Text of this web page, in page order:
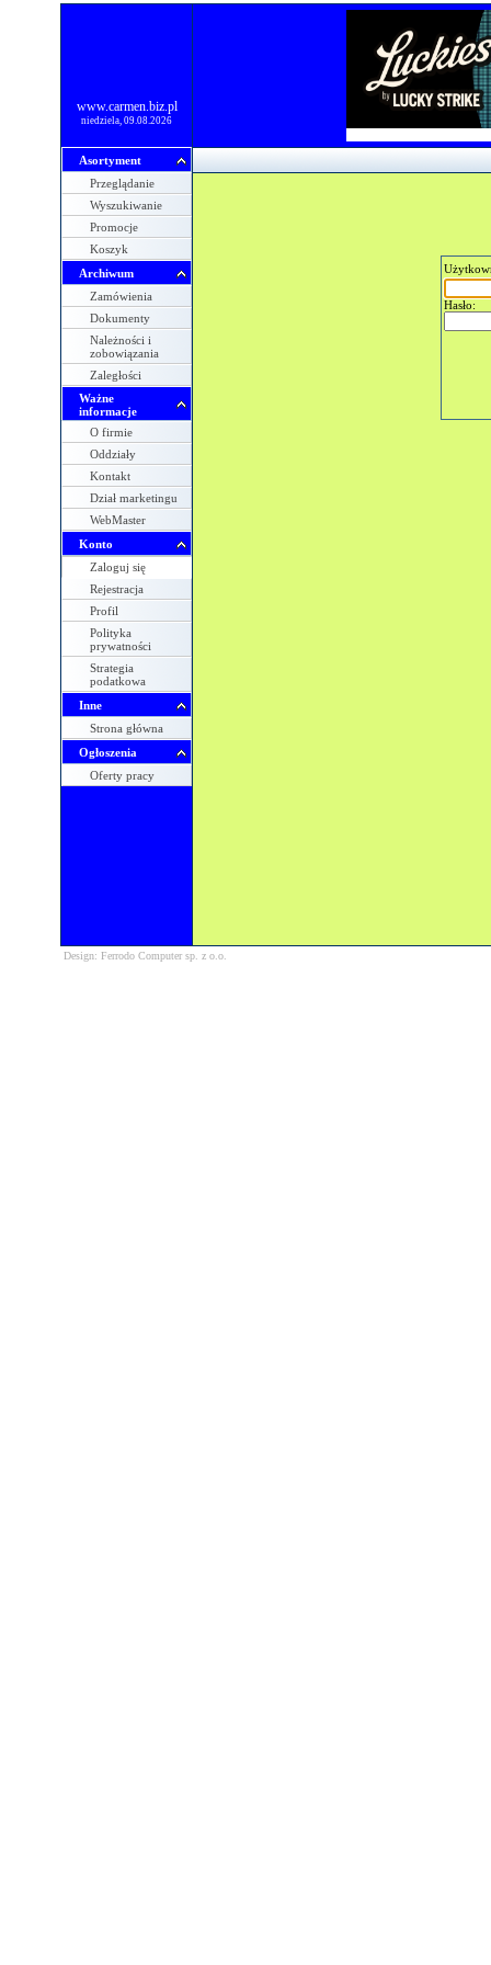
www.carmen.biz.pl
niedziela, 09.08.2026
Asortyment
Przeglądanie
Wyszukiwanie
Promocje
Koszyk
Archiwum
Zamówienia
Dokumenty
Należności i
zobowiązania
Zaległości
Ważne
informacje
O firmie
Oddziały
Kontakt
Dział marketingu
WebMaster
Konto
Zaloguj się
Rejestracja
Profil
Polityka
prywatności
Strategia
podatkowa
Inne
Strona główna
Ogłoszenia
Oferty pracy
Hasło:
Design: Ferrodo Computer sp. z o.o.